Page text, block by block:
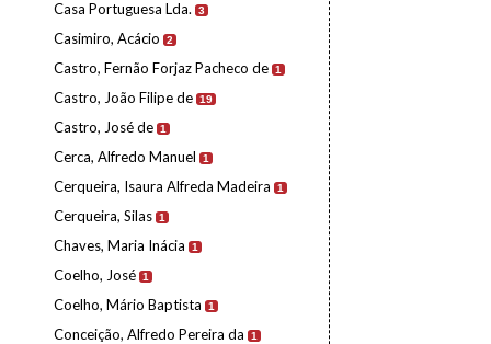
Casa Portuguesa Lda. 3
Casimiro, Acácio 2
Castro, Fernão Forjaz Pacheco de 1
Castro, João Filipe de 19
Castro, José de 1
Cerca, Alfredo Manuel 1
Cerqueira, Isaura Alfreda Madeira 1
Cerqueira, Silas 1
Chaves, Maria Inácia 1
Coelho, José 1
Coelho, Mário Baptista 1
Conceição, Alfredo Pereira da 1